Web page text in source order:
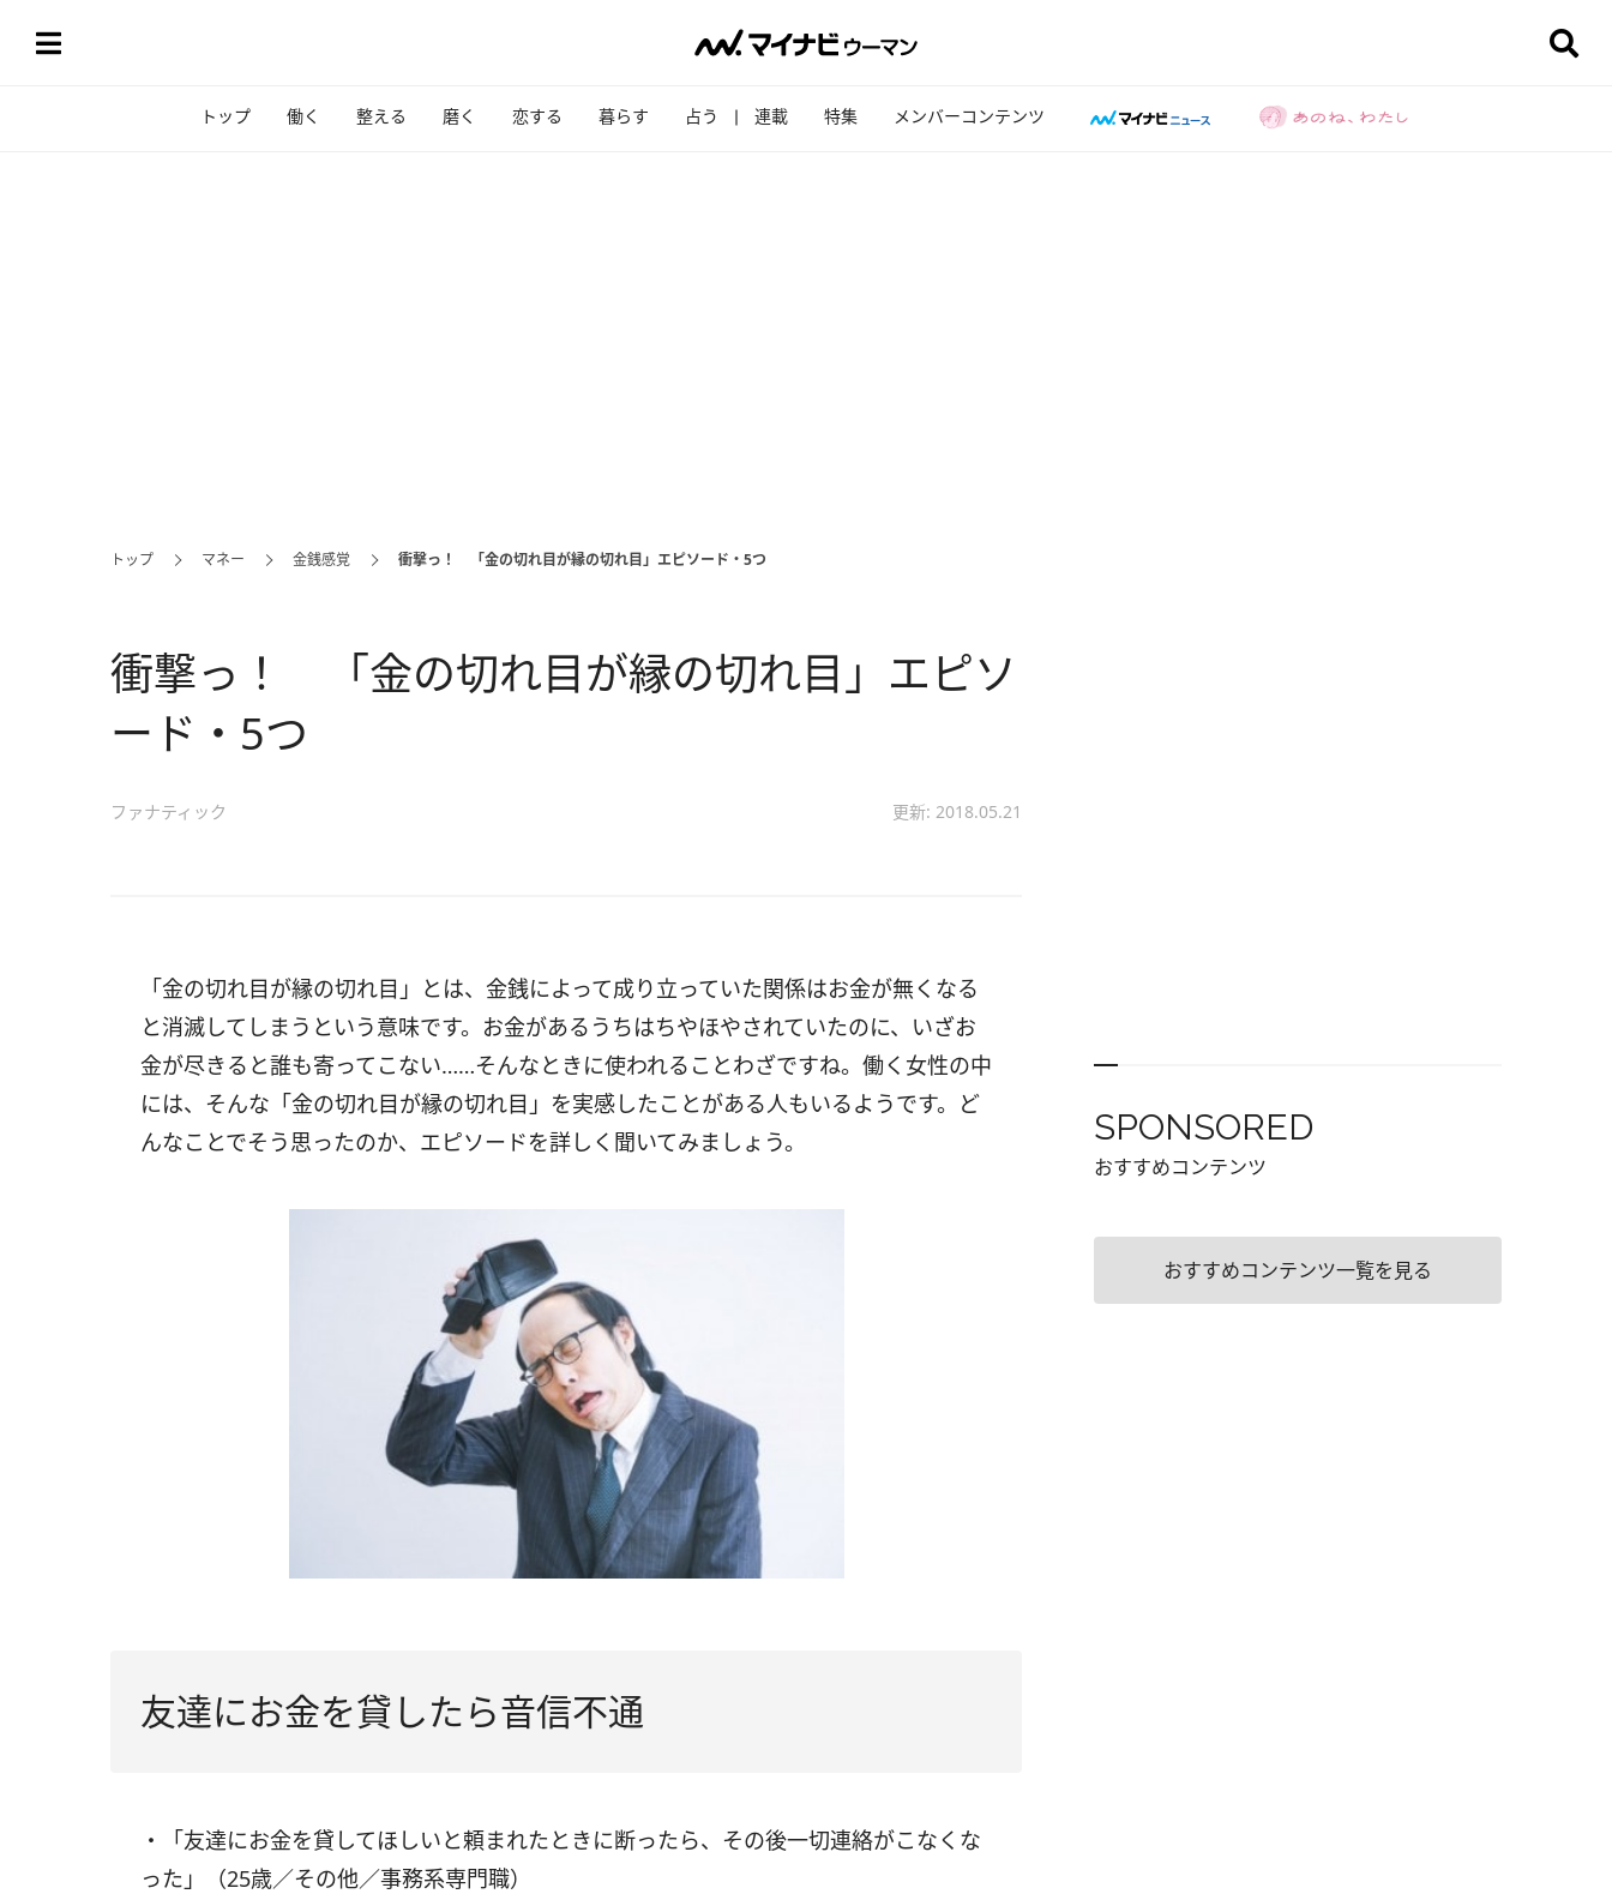
トップ 働く 整える 磨く 恋する 暮らす 占う 連載 特集 メンバーコンテンツ
トップ マネー 金銭感覚 衝撃っ！ 「金の切れ目が縁の切れ目」エピソード・5つ
衝撃っ！ 「金の切れ目が縁の切れ目」エピソ
ード・5つ
ファナティック 更新: 2018.05.21
「金の切れ目が縁の切れ目」とは、金銭によって成り立っていた関係はお金が無くなる
と消滅してしまうという意味です。お金があるうちはちやほやされていたのに、いざお
金が尽きると誰も寄ってこない……そんなときに使われることわざですね。働く女性の中
には、そんな「金の切れ目が縁の切れ目」を実感したことがある人もいるようです。ど
んなことでそう思ったのか、エピソードを詳しく聞いてみましょう。
友達にお金を貸したら音信不通
・「友達にお金を貸してほしいと頼まれたときに断ったら、その後一切連絡がこなくな
った」（25歳／その他／事務系専門職）
SPONSORED
おすすめコンテンツ
おすすめコンテンツ一覧を見る